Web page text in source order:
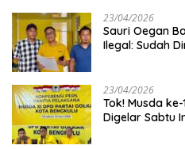
23/04/2026
Sauri Oegan
Ilegal: Sudah
23/04/2026
‎Tok! Musda
Digelar Sabtu